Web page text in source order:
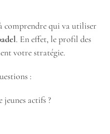
comprendre qui va utiliser
. En effet, le profil des
votre stratégie.
:
actifs ?